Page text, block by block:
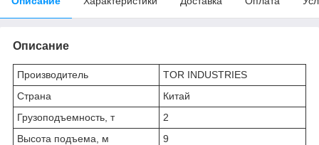
Описание
Производитель
TOR INDUSTRIES
Страна
Китай
Грузоподъемность, т
2
Высота подъема, м
9